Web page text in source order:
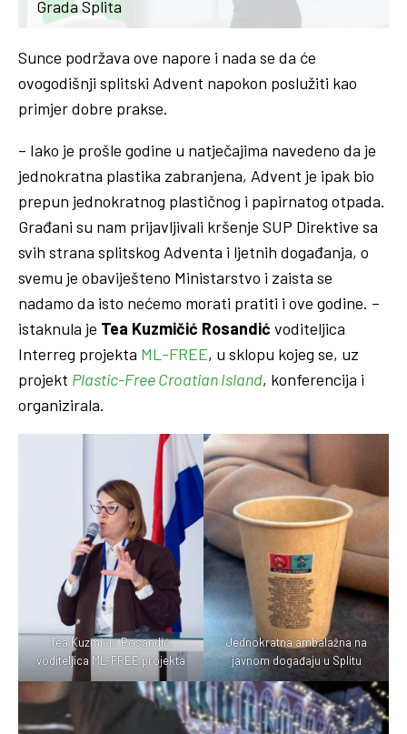
Grada Splita
Sunce podržava ove napore i nada se da će
ovogodišnji splitski Advent napokon poslužiti kao
primjer dobre prakse.
– Iako je prošle godine u natječajima navedeno da je
jednokratna plastika zabranjena, Advent je ipak bio
prepun jednokratnog plastičnog i papirnatog otpada.
Građani su nam prijavljivali kršenje SUP Direktive sa
svih strana splitskog Adventa i ljetnih događanja, o
svemu je obaviješteno Ministarstvo i zaista se
nadamo da isto nećemo morati pratiti i ove godine. –
istaknula je Tea Kuzmičić Rosandić voditeljica
Interreg projekta ML-FREE, u sklopu kojeg se, uz
projekt Plastic-Free Croatian Island, konferencija i
organizirala.
Tea Kuzmičić Rosandić,
voditeljica ML-FREE projekta
Jednokratna ambalažna na
javnom događaju u Splitu